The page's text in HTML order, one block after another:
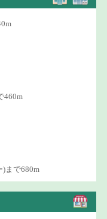
460m
)まで680m